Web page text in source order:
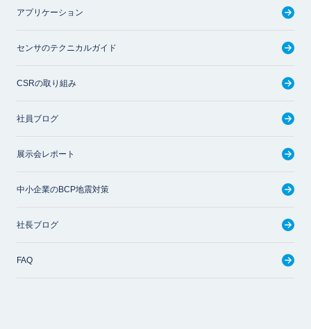
アプリケーション
センサのテクニカルガイド
CSRの取り組み
社員ブログ
展示会レポート
中小企業のBCP地震対策
社長ブログ
FAQ